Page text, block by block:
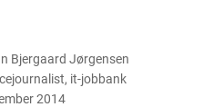
Bjergaard Jørgensen
, it-jobbank
2014